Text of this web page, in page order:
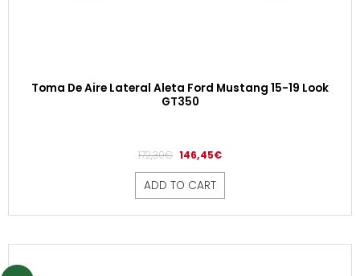
Toma De Aire Lateral Aleta Ford Mustang 15-19 Look
GT350
172,30€ 146,45€
ADD TO CART